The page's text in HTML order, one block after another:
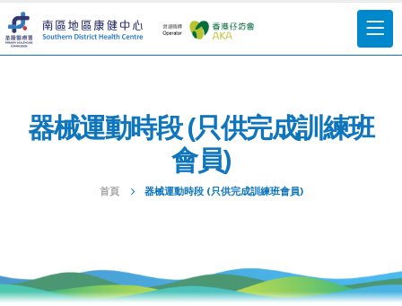
器械運動時段 (只供完成訓練班
會員)
首頁 器械運動時段 (只供完成訓練班會員)